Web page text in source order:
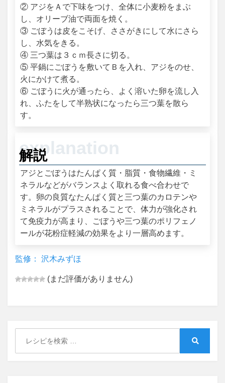
② アジをＡで下味をつけ、全体に小麦粉をまぶ
し、オリーブ油で両面を焼く。
③ ごぼうは皮をこそげ、ささがきにして水にさら
し、水気をきる。
④ 三つ葉は３ｃｍ長さに切る。
⑤ 平鍋にごぼうを敷いてＢを入れ、アジをのせ、
火にかけて煮る。
⑥ ごぼうに火が通ったら、よく溶いた卵を流し入
れ、ふたをして半熟状になったら三つ葉を散ら
す。
解説
アジとごぼうはたんぱく質・脂質・食物繊維・ミ
ネラルなどがバランスよく取れる食べ合わせで
す。卵の良質なたんぱく質と三つ葉のカロテンや
ミネラルがプラスされることで、体力が強化され
て免疫力が高まり、ごぼうや三つ葉のポリフェノ
ールが花粉症軽減の効果をより一層高めます。
監修： 沢木みずほ
(まだ評価がありません)